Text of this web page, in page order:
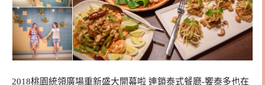
2018桃園統領廣場重新盛大開幕啦 連鎖泰式餐廳-饗泰多也在